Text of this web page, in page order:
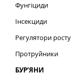
Фунгіциди
Інсекциди
Регулятори росту
Протруйники
БУР’ЯНИ